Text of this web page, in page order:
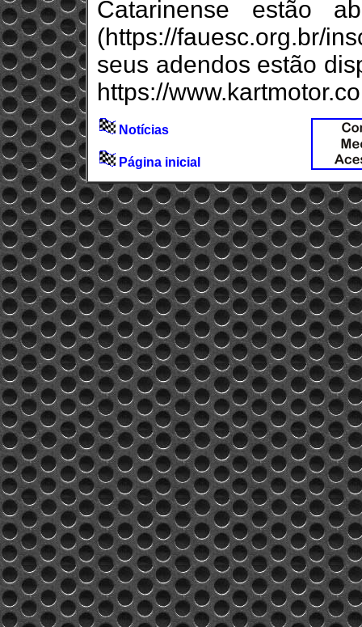
Catarinense estão
(https://fauesc.org.br/
seus adendos estão
https://
Notícias
Página inicial